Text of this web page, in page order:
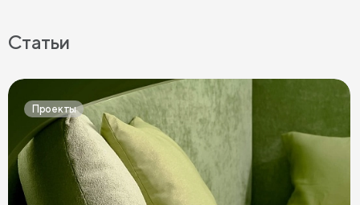
Прикроватные тумбы в современном стиле
Узкие прикроватные тумбы
Темные прикроватные тумбы
Зеленые прикроватные тумбы
Статьи
Проекты